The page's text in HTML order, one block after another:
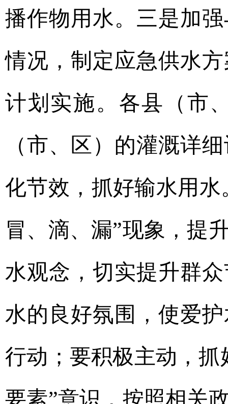
播作物用水。三是加
情况，制定应急供水
计划实施。各县（市
（市、区）的灌溉详
化节效，抓好输水用水
冒、滴、漏”现象，提
水观念，切实提升群
水的良好氛围，使爱
行动；要积极主动，
要素”意识，按照相关